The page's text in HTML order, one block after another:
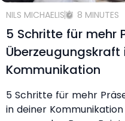
NILS MICHAELIS 8 MINUTES
5 Schritte für mehr
Überzeugungskraft
Kommunikation
5 Schritte für mehr
in deiner